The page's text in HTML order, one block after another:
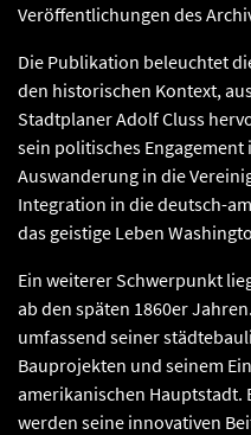
Veröffentlichungen des
Die Publikation beleuchtet
den historischen Kontext,
Stadtplaner Adolf Cluss
sein politisches
Auswanderung in die
Integration in die deutsch-
das geistige Leben
Ein weiterer Schwerpunkt
ab den späten 1860er
umfassend seiner
Bauprojekten und seinem
amerikanischen Hauptstadt.
werden seine innovativen